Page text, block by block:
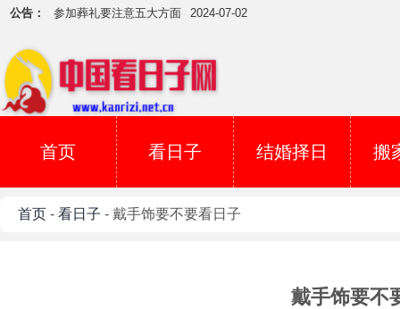
公告： 参加葬礼要注意五大方面
2024-07-02
5月5日吉吗？
2017-05-04
犯煞日不可开庚 切记
2017-04-06
安祖坟用丁已日吉吗？
2017-03-29
如何看葬山的日子？
2017-03-19
首页 看日子 结婚择日 搬
首页 - 看日子 - 戴手饰要不要看日子
戴手饰要不